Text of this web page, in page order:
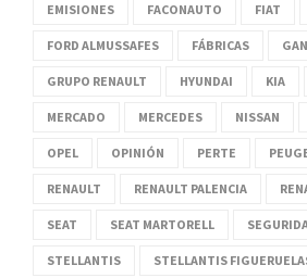
EMISIONES FACONAUTO FIAT
FORD ALMUSSAFES FÁBRICAS
GRUPO RENAULT HYUNDAI KIA
MERCADO MERCEDES NISSAN
OPEL OPINIÓN PERTE
RENAULT RENAULT PALENCIA
SEAT SEAT MARTORELL
STELLANTIS STELLANTIS